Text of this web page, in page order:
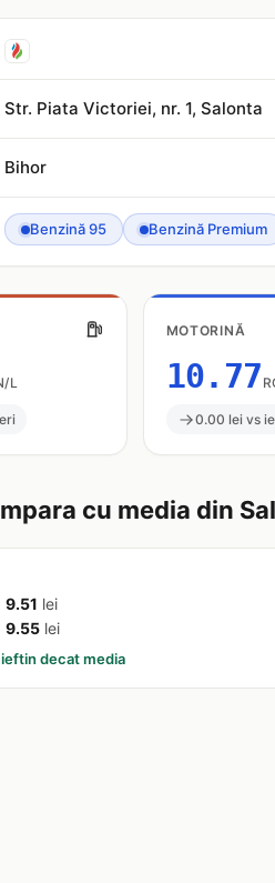
Str. Piata Victoriei, nr. 1, Salonta
Bihor
Benzină 95 Benzină Premium
L
MOTORINĂ
10.77
0.00 lei vs
cu media din
9.51 lei
9.55 lei
decat media